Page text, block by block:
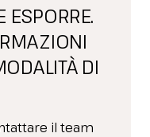
ESPORRE.
DI
il team